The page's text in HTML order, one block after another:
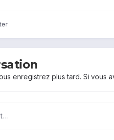
enregistrez plus tard. Si vous